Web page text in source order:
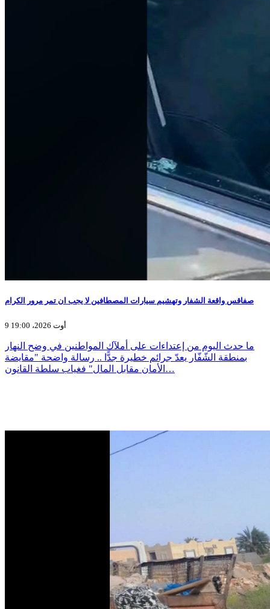
صفاقس واقعة الشفار وتهشيم سيارات المصطافين لا يجب ان تمر مرور الكرام
9 أوت 2026، 19:00
ما حدث اليوم من إعتداءات على أملآك المواطنين في وضح النهار
بمنطقة الشّفّار يعدّ جرائم خطيرة جدًّا .. رسالة واضحة "مقايضة
الأمان مقابل المال" فغياب سلطة القانون…